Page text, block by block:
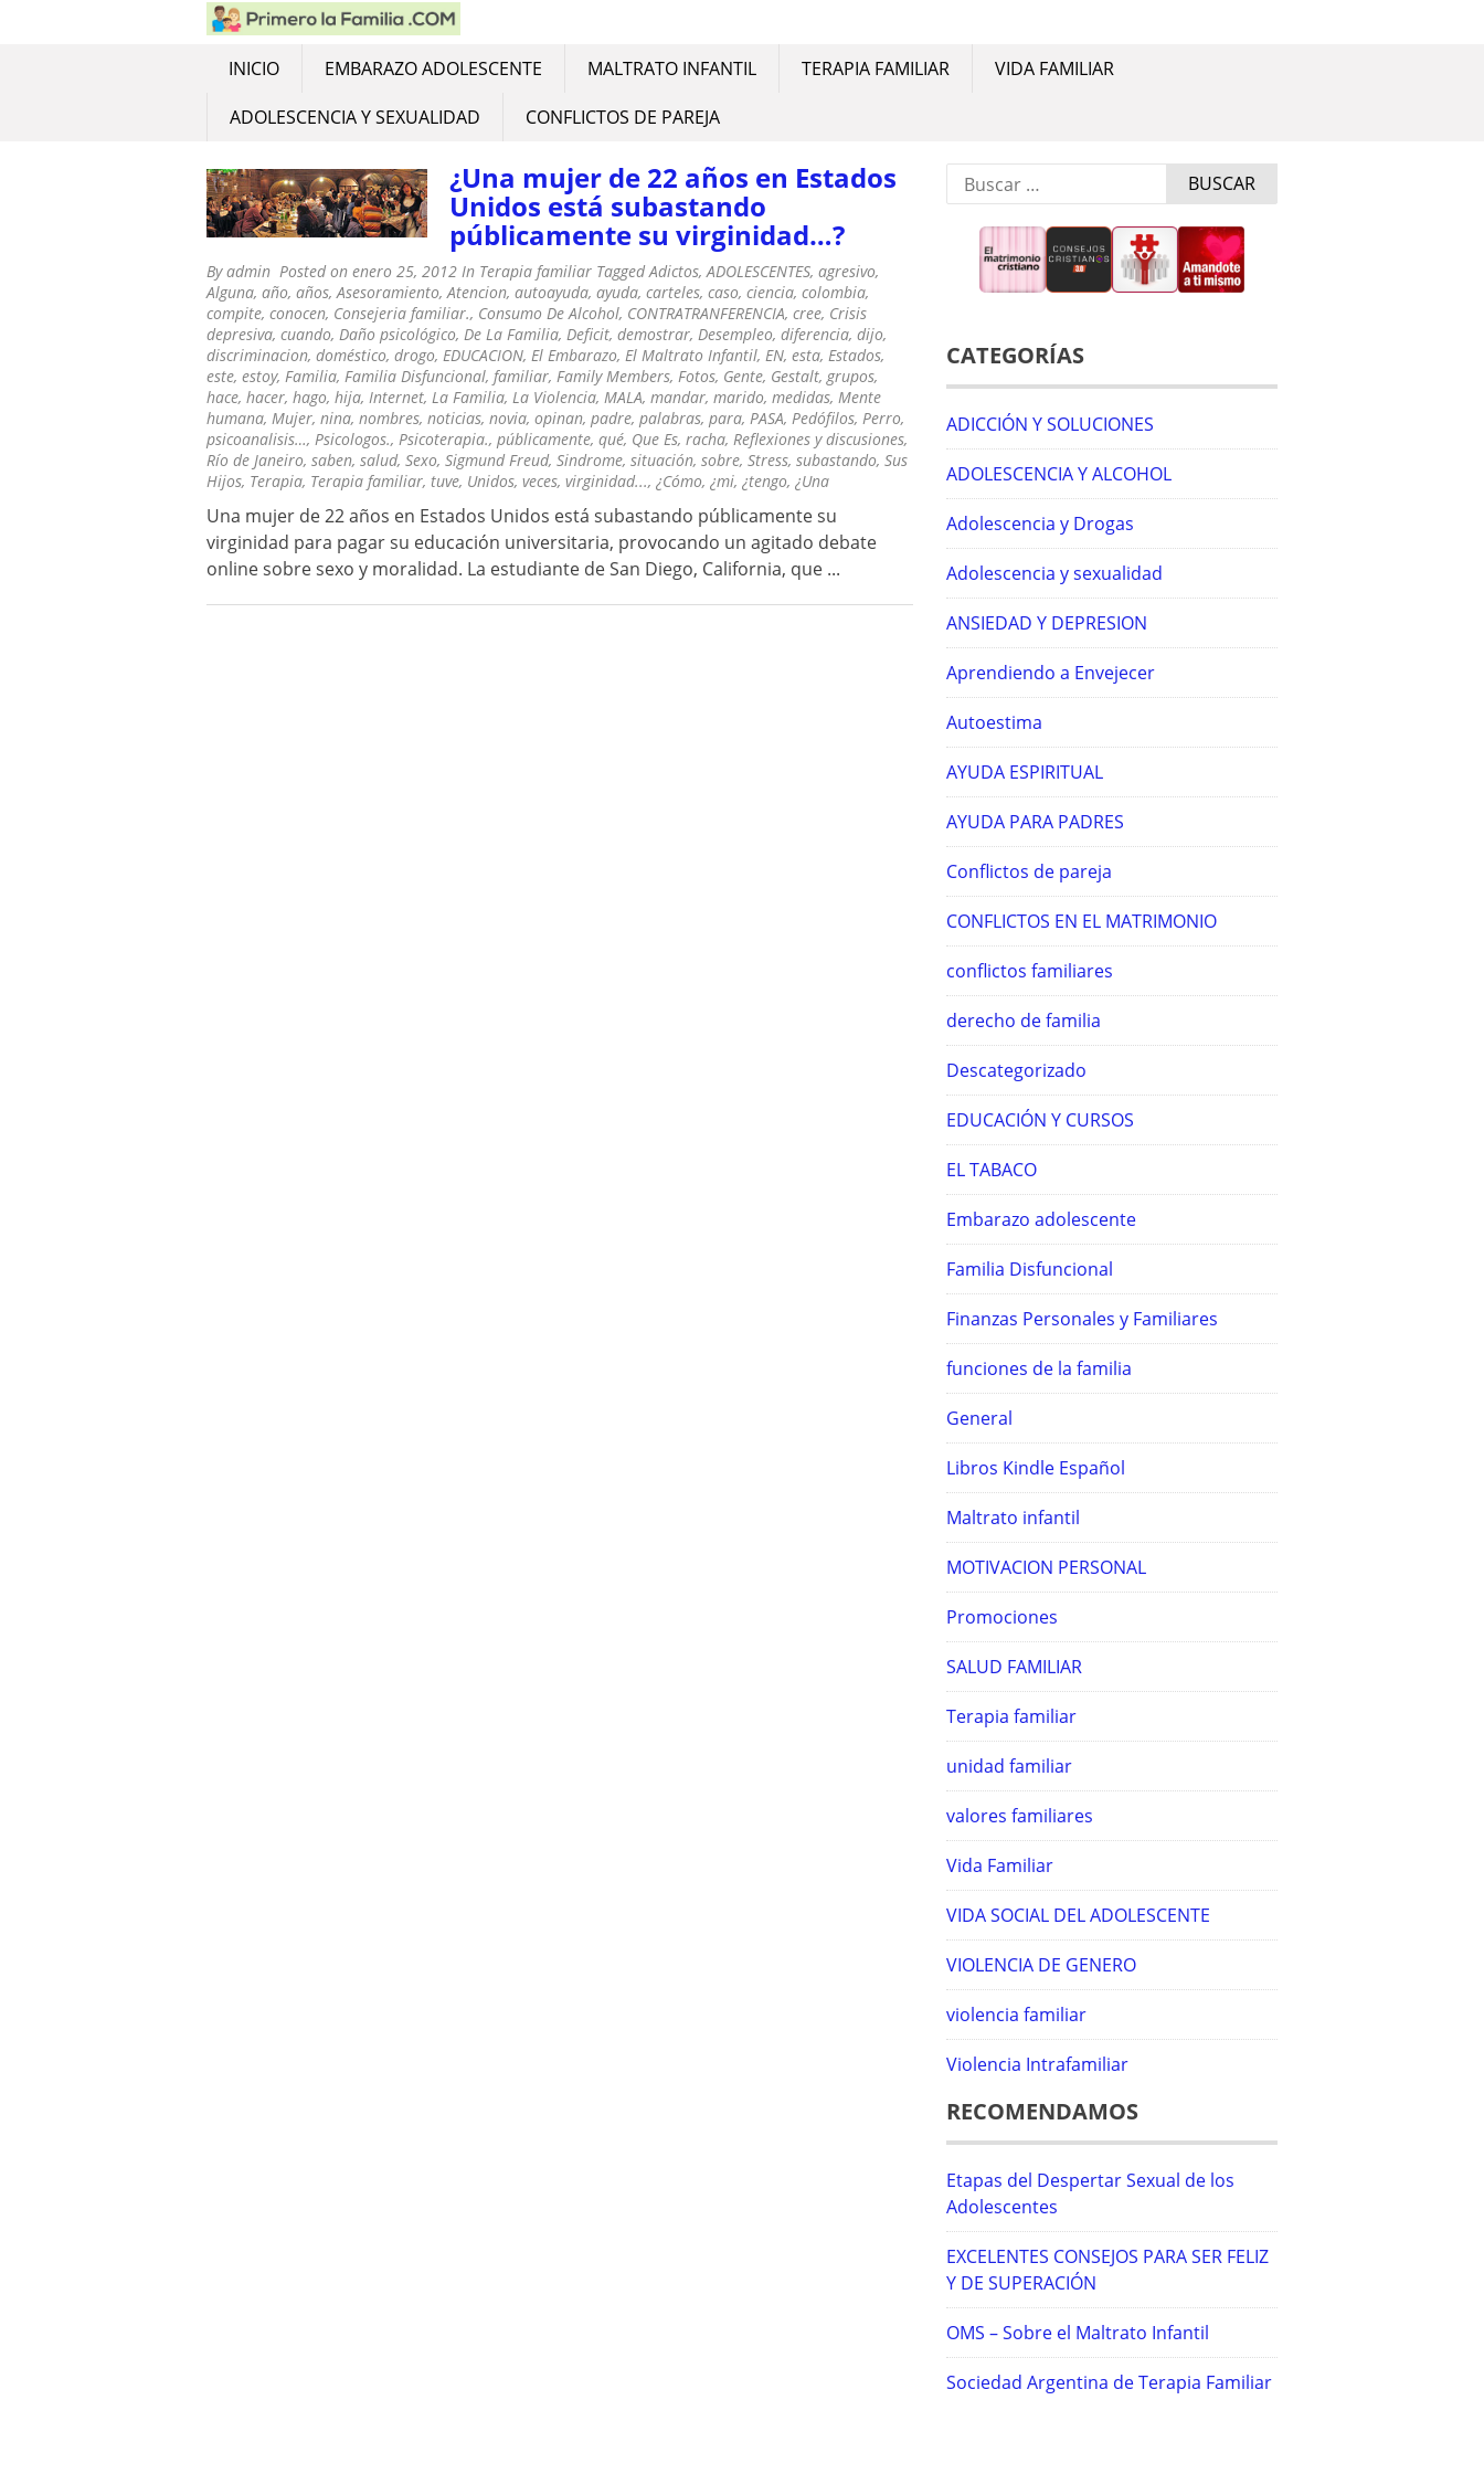
PRIMERO LA FAMILIA
Educacion Familiar y Violencia Familiar. Consejos para una buena convivencia familiar
INICIO EMBARAZO ADOLESCENTE MALTRATO INFANTIL TERAPIA FAMILIAR
VIDA FAMILIAR
ADOLESCENCIA Y SEXUALIDAD
CONFLICTOS DE PAREJA
¿Una mujer de 22 años en Estados
Unidos está subastando
públicamente su virginidad…?
Byadmin Posted on enero 25, 2012 In Terapia familiar TaggedAdictos,ADOLESCENTES, agresivo,
Alguna, año, años,Asesoramiento,Atencion, autoayuda, ayuda, carteles, caso, ciencia, colombia,
compite, conocen, Consejeria familiar., Consumo De Alcohol, CONTRATRANFERENCIA, cree, Crisis
depresiva, cuando, Daño psicológico, De La Familia, Deficit, demostrar, Desempleo, diferencia, dijo,
discriminacion, doméstico, drogo, EDUCACION, El Embarazo, El Maltrato Infantil, EN, esta, Estados,
este, estoy, Familia, Familia Disfuncional, familiar, Family Members, Fotos, Gente, Gestalt,grupos,
hace, hacer, hago, hija, Internet, La Familia, La Violencia, MALA, mandar, marido, medidas, Mente
humana, Mujer, nina, nombres, noticias, novia, opinan, padre, palabras, para, PASA, Pedófilos, Perro,
psicoanalisis…, Psicologos., Psicoterapia., públicamente, qué, Que Es, racha, Reflexiones y discusiones,
Río de Janeiro, saben, salud, Sexo, Sigmund Freud, Sindrome, situación, sobre, Stress, subastando, Sus
Hijos, Terapia, Terapia familiar, tuve, Unidos, veces, virginidad..., ¿Cómo, ¿mi, ¿tengo, ¿Una
Una mujer de 22 años en Estados Unidos está subastando públicamente su
virginidad para pagar su educación universitaria, provocando un agitado debate
online sobre sexo y moralidad. La estudiante de San Diego, California, que ...
Buscar:
CATEGORÍAS
ADICCIÓN Y SOLUCIONES
ADOLESCENCIA Y ALCOHOL
Adolescencia y Drogas
Adolescencia y sexualidad
ANSIEDAD Y DEPRESION
Aprendiendo a Envejecer
Autoestima
AYUDA ESPIRITUAL
AYUDA PARA PADRES
Conflictos de pareja
CONFLICTOS EN EL MATRIMONIO
conflictos familiares
derecho de familia
Descategorizado
EDUCACIÓN Y CURSOS
EL TABACO
Embarazo adolescente
Familia Disfuncional
Finanzas Personales y Familiares
funciones de la familia
General
Libros Kindle Español
Maltrato infantil
MOTIVACION PERSONAL
Promociones
SALUD FAMILIAR
Terapia familiar
unidad familiar
valores familiares
Vida Familiar
VIDA SOCIAL DEL ADOLESCENTE
VIOLENCIA DE GENERO
violencia familiar
Violencia Intrafamiliar
RECOMENDAMOS
Etapas del Despertar Sexual de los
Adolescentes
EXCELENTES CONSEJOS PARA SER FELIZ
Y DE SUPERACIÓN
OMS – Sobre el Maltrato Infantil
Sociedad Argentina de Terapia Familiar